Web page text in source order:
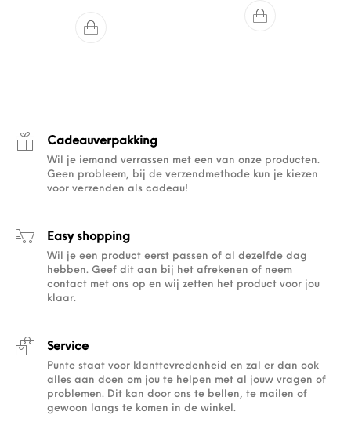
Cadeauverpakking
Wil je iemand verrassen met een van onze producten.
Geen probleem, bij de verzendmethode kun je kiezen
voor verzenden als cadeau!
Easy shopping
Wil je een product eerst passen of al dezelfde dag
hebben. Geef dit aan bij het afrekenen of neem
contact met ons op en wij zetten het product voor jou
klaar.
Service
Punte staat voor klanttevredenheid en zal er dan ook
alles aan doen om jou te helpen met al jouw vragen of
problemen. Dit kan door ons te bellen, te mailen of
gewoon langs te komen in de winkel.